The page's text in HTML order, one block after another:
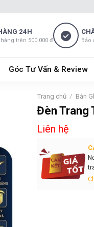
24H
trên 500.000 đ Bảo
Góc Tư Vấn & Review
Trang chủ / Bàn
Đèn Trang
Liên hệ